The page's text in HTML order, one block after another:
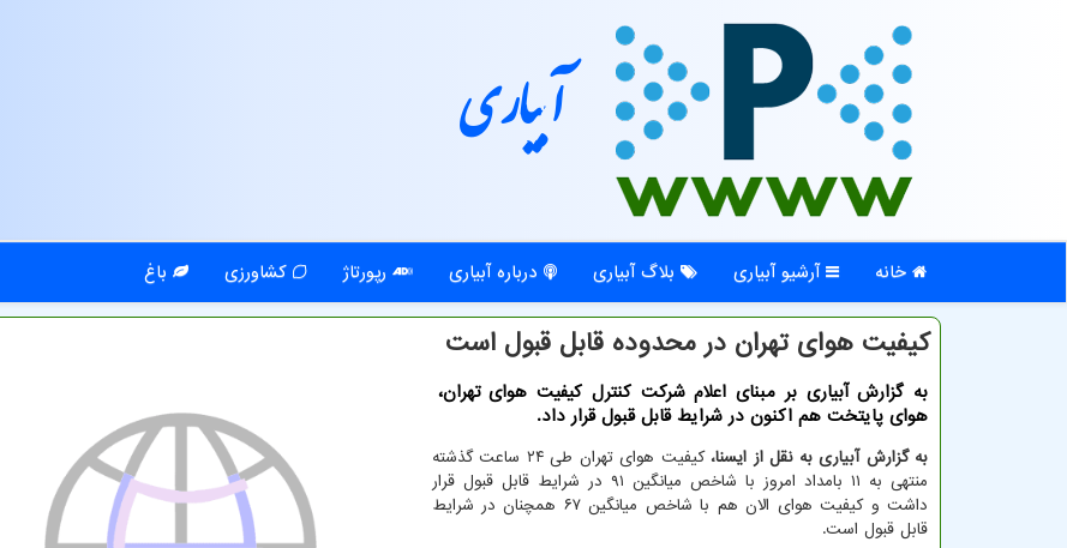
آبیاری
خانه آرشیو آبیاری بلاگ آبیاری درباره آبیاری رپورتاژ کشاورزی باغ
كیفیت هوای تهران در محدوده قابل قبول است
به گزارش آبیاری بر مبنای اعلام شركت كنترل كیفیت هوای تهران،
هوای پایتخت هم اكنون در شرایط قابل قبول قرار داد.
به گزارش آبیاری به نقل از ایسنا،
کیفیت هوای تهران طی ۲۴ ساعت گذشته
منتهی به ۱۱ بامداد امروز با شاخص میانگین ۹۱ در شرایط قابل قبول قرار
داشت و کیفیت هوای الان هم با شاخص میانگین ۶۷ همچنان در شرایط
قابل قبول است.